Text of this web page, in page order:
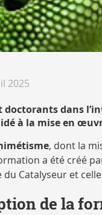
2025
doctorants dans
à la mise en
, dont la
a été créé
du Catalyseur et
de la